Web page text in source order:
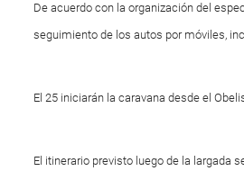
De acuerdo con la organización del
seguimiento de los autos por móviles,
El 25 iniciarán la caravana desde el
El itinerario previsto luego de la largada